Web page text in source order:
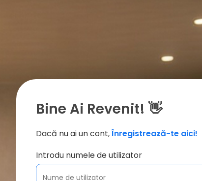
Bine Ai Revenit! 👋
Dacă nu ai un cont,Înregistrează-te aici!
Introdu numele de utilizator